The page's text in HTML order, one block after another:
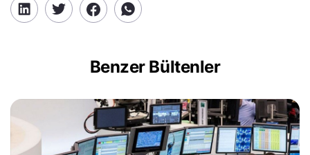
Benzer Bültenler